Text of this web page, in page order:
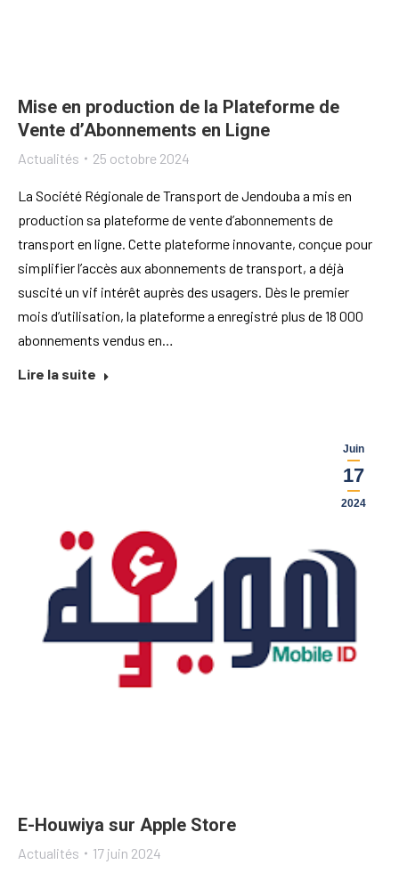
Mise en production de la Plateforme de
Vente d’Abonnements en Ligne
Actualités 25 octobre 2024
La Société Régionale de Transport de Jendouba a mis en
production sa plateforme de vente d’abonnements de
transport en ligne. Cette plateforme innovante, conçue pour
simplifier l’accès aux abonnements de transport, a déjà
suscité un vif intérêt auprès des usagers. Dès le premier
mois d’utilisation, la plateforme a enregistré plus de 18 000
abonnements vendus en…
Lire la suite
Juin
17
2024
E-Houwiya sur Apple Store
Actualités 17 juin 2024